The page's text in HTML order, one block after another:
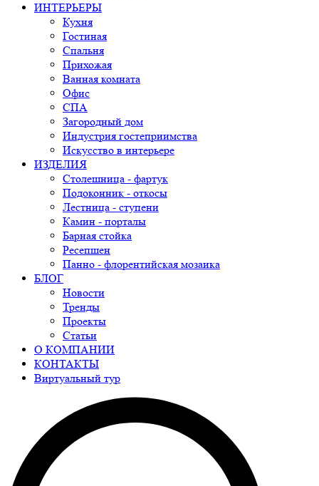
ИНТЕРЬЕРЫ
Кухня
Гостиная
Спальня
Прихожая
Ванная комната
Офис
СПА
Загородный дом
Индустрия гостеприимства
Искусство в интерьере
ИЗДЕЛИЯ
Столешница - фартук
Подоконник - откосы
Лестница - ступени
Камин - порталы
Барная стойка
Ресепшен
Панно - флорентийская мозаика
БЛОГ
Новости
Тренды
Проекты
Статьи
О КОМПАНИИ
КОНТАКТЫ
Виртуальный тур